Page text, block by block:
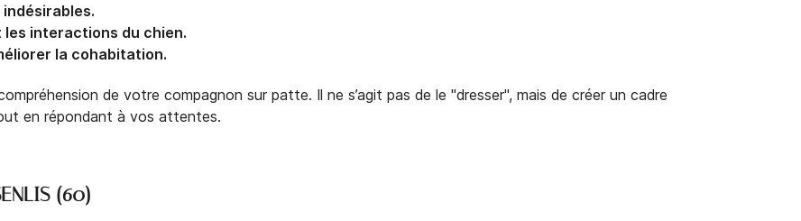
les interactions du chien.
la cohabitation.
de votre compagnon sur patte. Il ne s’agit pas de le "dresser", mais de créer un cadre
en répondant à vos attentes.
(60)